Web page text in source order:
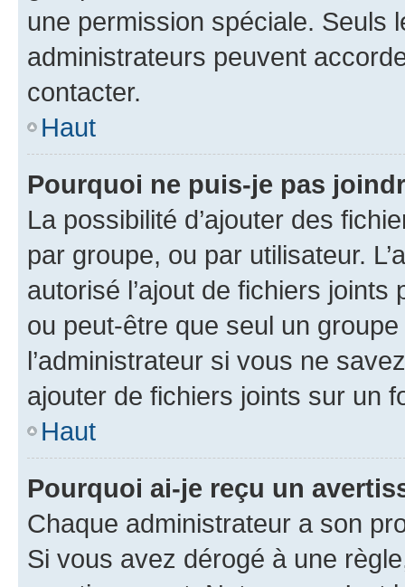
une permission spéciale. Seuls
administrateurs peuvent
contacter.
Haut
Pourquoi ne puis-je pas
La possibilité d’ajouter des
par groupe, ou par utilisateur.
autorisé l’ajout de fichiers
ou peut-être que seul un
l’administrateur si vous ne
ajouter de fichiers joints sur un
Haut
Pourquoi ai-je reçu un
Chaque administrateur a son
Si vous avez dérogé à une